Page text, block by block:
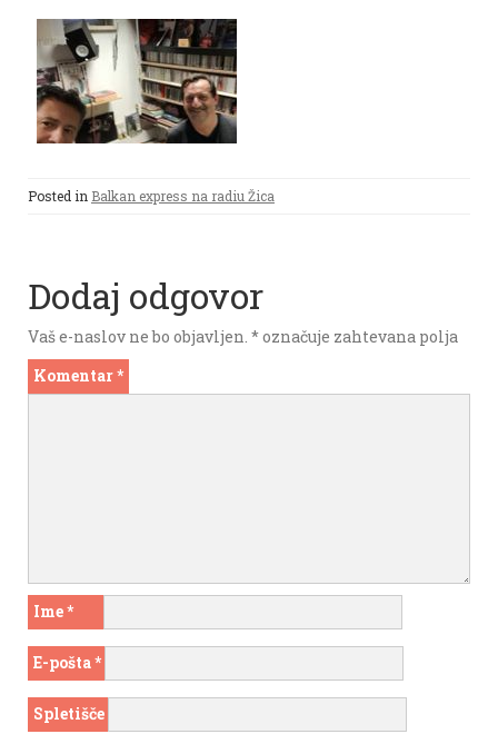
Posted in Balkan express na radiu Žica
Dodaj odgovor
Vaš e-naslov ne bo objavljen. *označuje zahtevana polja
Komentar*
Ime*
E-pošta*
Spletišče